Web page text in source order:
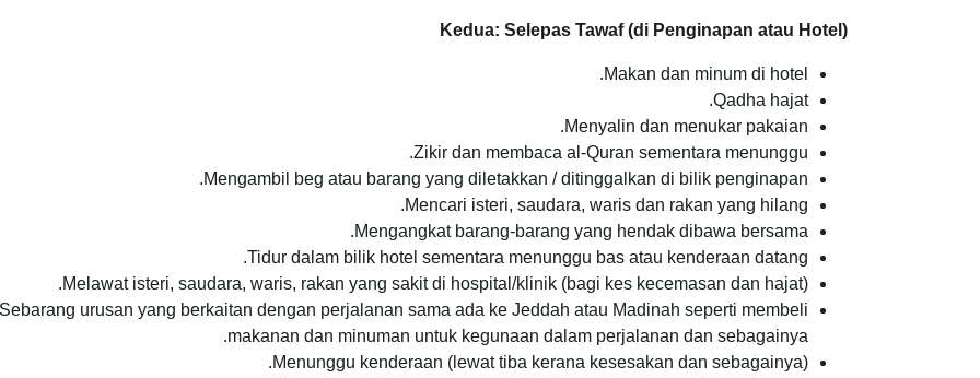
Kedua: Selepas Tawaf (di Penginapan atau Hotel)
Makan dan minum di hotel.
Qadha hajat.
Menyalin dan menukar pakaian.
Zikir dan membaca al-Quran sementara menunggu.
Mengambil beg atau barang yang diletakkan / ditinggalkan di bilik penginapan.
Mencari isteri, saudara, waris dan rakan yang hilang.
Mengangkat barang-barang yang hendak dibawa bersama.
Tidur dalam bilik hotel sementara menunggu bas atau kenderaan datang.
Melawat isteri, saudara, waris, rakan yang sakit di hospital/klinik (bagi kes kecemasan dan hajat).
Sebarang urusan yang berkaitan dengan perjalanan sama ada ke Jeddah atau Madinah seperti membeli
makanan dan minuman untuk kegunaan dalam perjalanan dan sebagainya.
Menunggu kenderaan (lewat tiba kerana kesesakan dan sebagainya).